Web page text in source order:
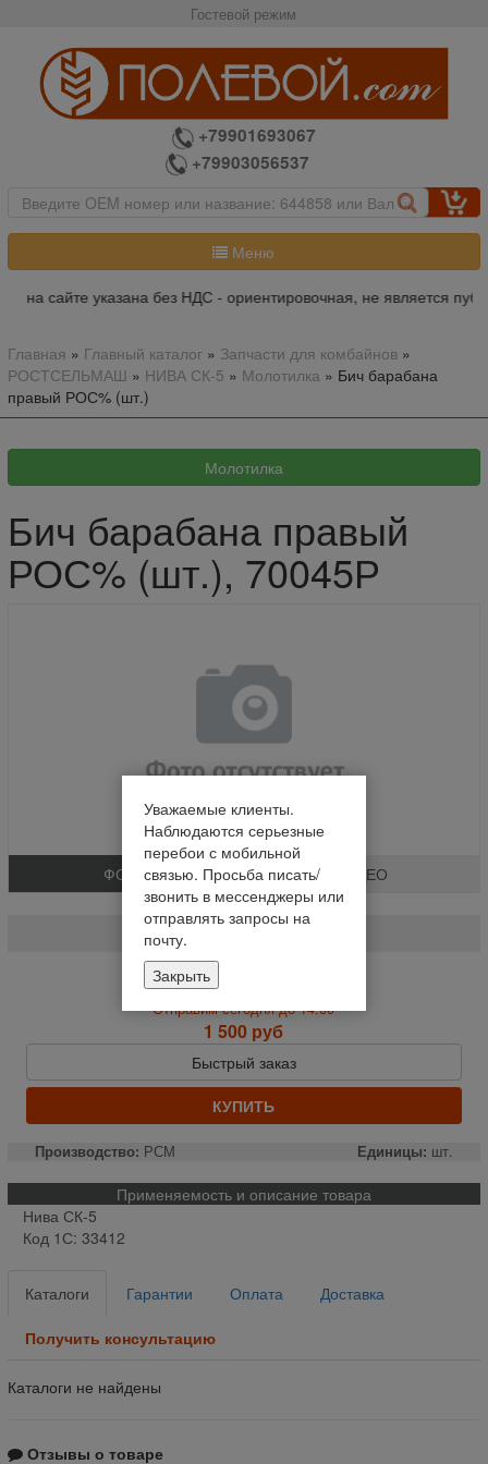
Гостевой режим
+79901693067
+79903056537
Меню
на сайте указана без НДС - ориентировочная, не является
Главная » Главный каталог» Запчасти для комбайнов»
РОСТСЕЛЬМАШ » НИВА СК-5 » Молотилка » Бич барабана
правый РОС% (шт.)
Бич барабана правый
РОС% (шт.), 70045Р
ФОТО
ВИДЕО
Бич барабана правый РОС% (шт.)
70045Р
На складе
Отправим сегодня до 14:00
1 500 руб
Быстрый заказ
КУПИТЬ
Производство: РСМ Единицы: шт.
Применяемость и описание товара
Нива СК-5
Код 1С: 33412
Каталоги Гарантии Оплата Доставка
Получить консультацию
Каталоги не найдены
Отзывы о товаре
Уважаемые клиенты.
Наблюдаются серьезные
перебои с мобильной
связью. Просьба писать/
звонить в мессенджеры или
отправлять запросы на
почту.
Закрыть